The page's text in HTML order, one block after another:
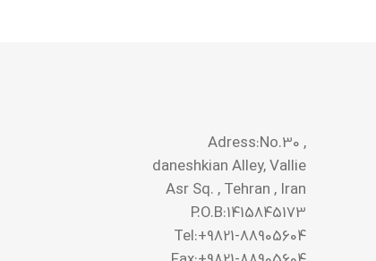
Adress:No.30 ,
daneshkian Alley, Vallie
Asr Sq. , Tehran , Iran
P.O.B:1415845173
Tel:+9821-88905604